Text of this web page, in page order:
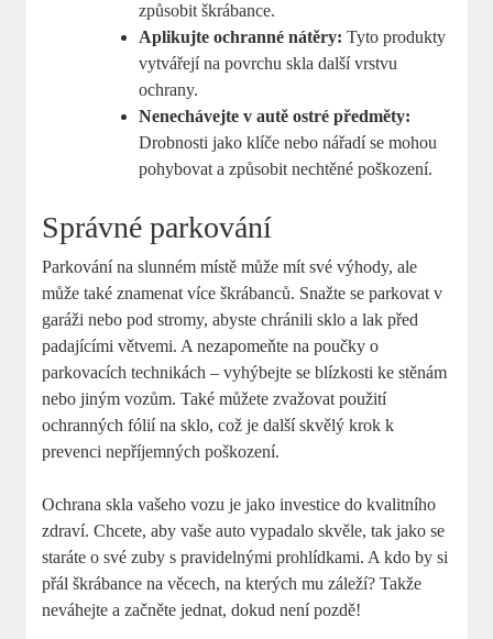
způsobit škrábance.
Aplikujte ochranné ‌nátěry: Tyto produkty
vytvářejí na ⁤povrchu skla další vrstvu
ochrany.
Nenechávejte v autě ostré předměty:
Drobnosti jako klíče nebo nářadí se ​mohou
pohybovat⁢ a způsobit nechtěné poškození.
Správné parkování
Parkování na ‍slunném místě ‌může mít své‍ výhody, ale
může také znamenat‍ více škrábanců. Snažte se ‌parkovat ‌v​
garáži ⁣nebo⁢ pod stromy, abyste chránili sklo a‍ lak před
⁢padajícími větvemi.⁣ A nezapomeňte na poučky⁤ o
parkovacích technikách – vyhýbejte se ⁣blízkosti ke stěnám
nebo⁣ jiným vozům.⁤ Také můžete‍ zvažovat‍ použití
ochranných fólií na sklo, ​což je další skvělý krok k
prevenci nepříjemných poškození.
Ochrana skla vašeho vozu je‍ jako investice do kvalitního
zdraví. Chcete, aby vaše auto vypadalo ​skvěle, tak jako​ se‌
staráte o své​ zuby s ⁣pravidelnými⁢ prohlídkami. A ⁤kdo by si‍
přál​ škrábance‌ na‌ věcech, na ‍kterých ⁣mu záleží?​ Takže
neváhejte⁢ a⁤ začněte ‌jednat, dokud ⁣není pozdě!